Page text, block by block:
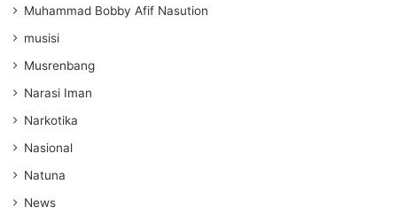
Muhammad Bobby Afif Nasution
musisi
Musrenbang
Narasi Iman
Narkotika
Nasional
Natuna
News